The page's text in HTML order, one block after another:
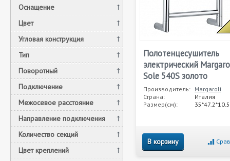
Оснащение
Цвет
Угловая конструкция
Тип
Поворотный
Подключение
Межосевое расстояние
Направление подключения
Количество секций
Цвет креплений
Полотенцесушитель
электрический
Sole 540S золото
Производитель: Margaroli
Страна:
Италия
Размер(см):
35*47.2*10.5
В корзину